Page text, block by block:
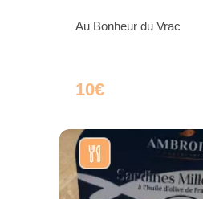
Au Bonheur du Vrac
10€